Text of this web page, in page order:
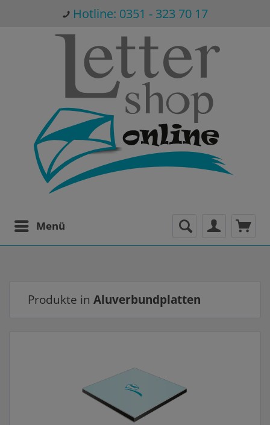
Hotline: 0351 - 323 70 17
Menü
Produkte in Aluverbundplatten